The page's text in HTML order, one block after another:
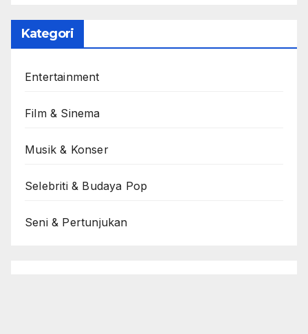
Kategori
Entertainment
Film & Sinema
Musik & Konser
Selebriti & Budaya Pop
Seni & Pertunjukan